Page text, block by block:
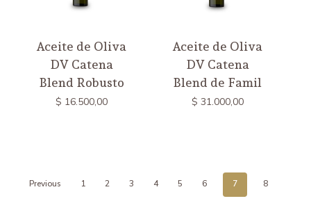
Aceite de Oliva
DV Catena
Blend Robusto
$ 16.500,00
Aceite de Oliva
DV Catena
Blend de Famil
$ 31.000,00
Previous 1 2 3 4 5 6 7 8